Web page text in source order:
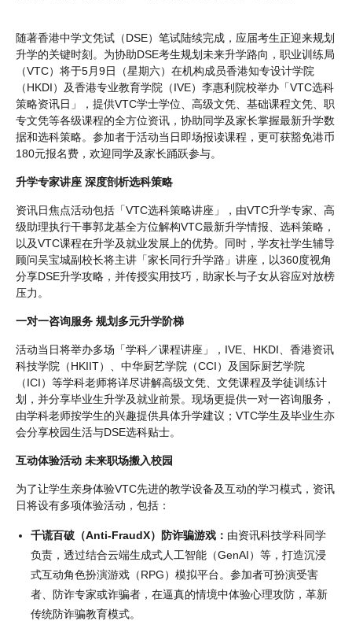
随著香港中学文凭试（DSE）笔试陆续完成，应届考生正迎来规划
升学的关键时刻。为协助DSE考生规划未来升学路向，职业训练局
（VTC）将于5月9日（星期六）在机构成员香港知专设计学院
（HKDI）及香港专业教育学院（IVE）李惠利院校举办「VTC选科
策略资讯日」，提供VTC学士学位、高级文凭、基础课程文凭、职
专文凭等各级课程的全方位资讯，协助同学及家长掌握最新升学数
据和选科策略。参加者于活动当日即场报读课程，更可获豁免港币
180元报名费，欢迎同学及家长踊跃参与。
升学专家讲座 深度剖析选科策略
资讯日焦点活动包括「VTC选科策略讲座」，由VTC升学专家、高
级助理执行干事郭龙基全方位解构VTC最新升学情报、选科策略，
以及VTC课程在升学及就业发展上的优势。同时，学友社学生辅导
顾问吴宝城副校长将主讲「家长同行升学路」讲座，以360度视角
分享DSE升学攻略，并传授实用技巧，助家长与子女从容应对放榜
压力。
一对一咨询服务 规划多元升学阶梯
活动当日将举办多场「学科／课程讲座」，IVE、HKDI、香港资讯
科技学院（HKIIT）、中华厨艺学院（CCI）及国际厨艺学院
（ICI）等学科老师将详尽讲解高级文凭、文凭课程及学徒训练计
划，并分享毕业生升学及就业前景。现场更提供一对一咨询服务，
由学科老师按学生的兴趣提供具体升学建议；VTC学生及毕业生亦
会分享校园生活与DSE选科贴士。
互动体验活动 未来职场搬入校园
为了让学生亲身体验VTC先进的教学设备及互动的学习模式，资讯
日将设有多项体验活动，包括：
千谎百破（Anti-FraudX）防诈骗游戏： 由资讯科技学科同学
负责，透过结合云端生成式人工智能（GenAI）等，打造沉浸
式互动角色扮演游戏（RPG）模拟平台。参加者可扮演受害
者、防诈专家或诈骗者，在逼真的情境中体验心理攻防，革新
传统防诈骗教育模式。